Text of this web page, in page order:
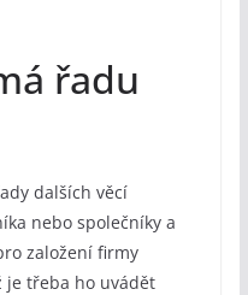
řadu
dalších věcí
nebo společníky a
založení firmy
je třeba ho uvádět